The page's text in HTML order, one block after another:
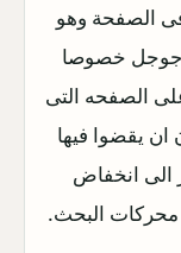
الصفحة وهو
جوجل خصوصا
الصفحه التى
يقضوا فيها
الى انخفاض
محركات البحث.